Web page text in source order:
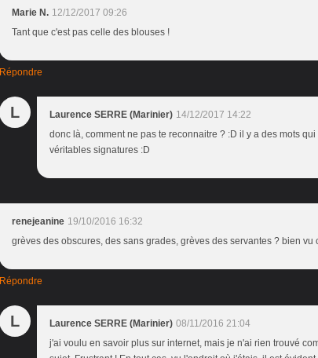
Marie N. 12/12/2017 09:26
Tant que c'est pas celle des blouses !
Répondre
L Laurence SERRE (Marinier) 14/12/2017 14:22
donc là, comment ne pas te reconnaitre ? :D il y a des mots qui
véritables signatures :D
renejeanine 19/10/2016 16:32
grèves des obscures, des sans grades, grèves des servantes ? bien vu
Répondre
L Laurence SERRE (Marinier) 08/11/2016 21:04
j'ai voulu en savoir plus sur internet, mais je n'ai rien trouvé